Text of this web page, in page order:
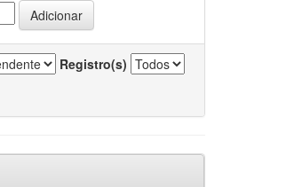
Registro(s)